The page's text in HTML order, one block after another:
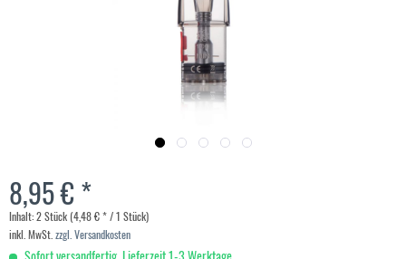
8,95 € *
Inhalt:2 Stück (4,48 € * / 1 Stück)
inkl. MwSt. zzgl. Versandkosten